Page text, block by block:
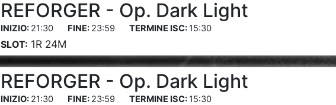
REFORGER - Op. Dark Light
21:30 23:59 15:30
SLOT: 1R 24M
REFORGER - Op. Dark Light
21:30 23:59 15:30